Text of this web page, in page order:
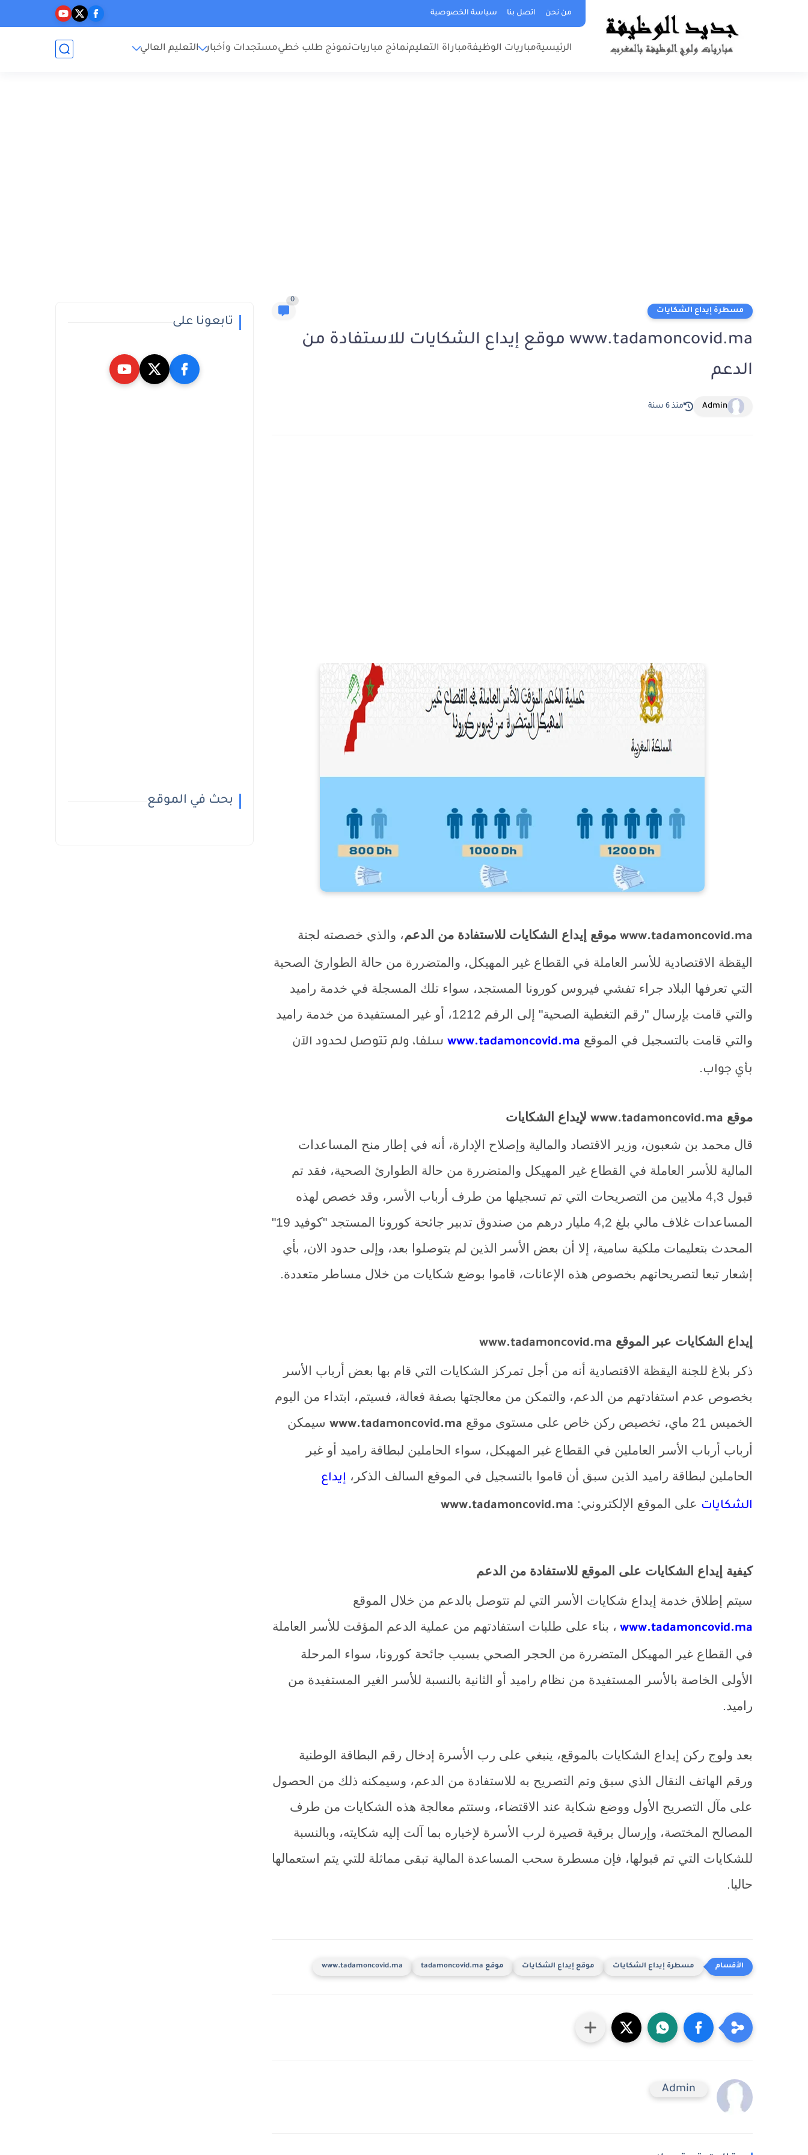
من نحن اتصل بنا سياسة الخصوصية
الرئيسيةمباريات الوظيفةمباراة التعليمنماذج مبارياتنموذج طلب خطيمستجدات وأخبار التعليم العالي
مسطرة إيداع الشكايات
0
www.tadamoncovid.ma موقع إيداع الشكايات للاستفادة من
الدعم
Admin منذ 6 سنة
www.tadamoncovid.ma موقع إيداع الشكايات للاستفادة من الدعم، والذي خصصته لجنة
اليقظة الاقتصادية للأسر العاملة في القطاع غير المهيكل، والمتضررة من حالة الطوارئ الصحية
التي تعرفها البلاد جراء تفشي فيروس كورونا المستجد، سواء تلك المسجلة في خدمة راميد
والتي قامت بإرسال "رقم التغطية الصحية" إلى الرقم 1212، أو غير المستفيدة من خدمة راميد
والتي قامت بالتسجيل في الموقع www.tadamoncovid.ma سلفا، ولم تتوصل لحدود الآن
بأي جواب.
موقع www.tadamoncovid.ma لإيداع الشكايات
قال محمد بن شعبون، وزير الاقتصاد والمالية وإصلاح الإدارة، أنه في إطار منح المساعدات
المالية للأسر
العاملة في القطاع غير المهيكل والمتضررة من حالة الطوارئ الصحية، فقد تم
قبول 4,3 ملايين من التصريحات التي تم تسجيلها من طرف أرباب الأسر، وقد خصص لهذه
المساعدات غلاف مالي بلغ 4,2 مليار درهم من صندوق تدبير جائحة كورونا المستجد "كوفيد 19"
المحدث بتعليمات ملكية سامية، إلا أن بعض الأسر الذين لم يتوصلوا بعد، وإلى حدود الان، بأي
إشعار تبعا لتصريحاتهم بخصوص هذه الإعانات، قاموا بوضع شكايات من خلال مساطر متعددة.
إيداع الشكايات عبر الموقع www.tadamoncovid.ma
ذكر بلاغ للجنة اليقظة الاقتصادية أنه من أجل تمركز الشكايات التي قام بها بعض أرباب الأسر
بخصوص عدم استفادتهم من الدعم، والتمكن من معالجتها بصفة فعالة، فسيتم، ابتداء من اليوم
الخميس 21 ماي، تخصيص ركن خاص على مستوى موقع
www.tadamoncovid.ma سيمكن
أرباب أرباب الأسر العاملين في القطاع غير المهيكل، سواء الحاملين لبطاقة راميد أو غير
الحاملين لبطاقة راميد الذين سبق أن قاموا بالتسجيل في الموقع السالف الذكر، إيداع
الشكايات على الموقع الإلكتروني: www.tadamoncovid.ma
كيفية إيداع الشكايات على الموقع للاستفادة من الدعم
سيتم إطلاق خدمة إيداع شكايات الأسر التي لم تتوصل بالدعم من خلال الموقع
www.tadamoncovid.ma ، بناء على طلبات استفادتهم من عملية الدعم المؤقت للأسر العاملة
في القطاع غير المهيكل المتضررة من الحجر الصحي بسبب جائحة كورونا، سواء المرحلة
الأولى الخاصة بالأسر المستفيدة من نظام راميد أو الثانية بالنسبة للأسر الغير المستفيدة من
راميد.
بعد ولوج ركن إيداع الشكايات بالموقع، ينبغي على رب الأسرة إدخال رقم البطاقة الوطنية
ورقم الهاتف النقال الذي سبق وتم التصريح به للاستفادة من الدعم، وسيمكنه ذلك من الحصول
على مآل التصريح الأول ووضع شكاية عند الاقتضاء، وستتم معالجة هذه الشكايات من طرف
المصالح المختصة، وإرسال برقية قصيرة لرب الأسرة لإخباره بما آلت إليه شكايته، وبالنسبة
للشكايات التي تم قبولها، فإن مسطرة سحب المساعدة المالية تبقى مماثلة للتي يتم استعمالها
حاليا.
مسطرة إيداع الشكايات موقع إيداع الشكايات موقع tadamoncovid.ma www.tadamoncovid.ma
Admin
تابعونا على
بحث في الموقع